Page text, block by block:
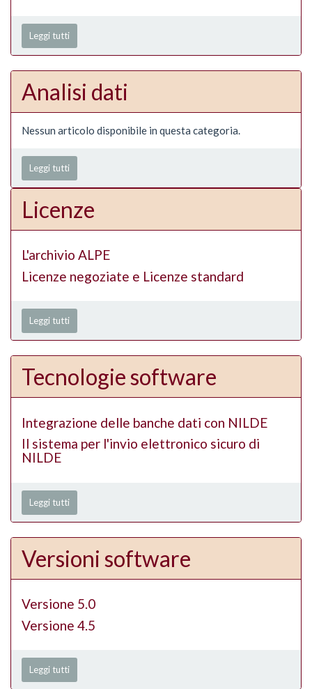
Leggi tutti
Analisi dati
Nessun articolo disponibile in questa categoria.
Leggi tutti
Licenze
L'archivio ALPE
Licenze negoziate e Licenze standard
Leggi tutti
Tecnologie software
Integrazione delle banche dati con NILDE
Il sistema per l'invio elettronico sicuro di
NILDE
Leggi tutti
Versioni software
Versione 5.0
Versione 4.5
Leggi tutti